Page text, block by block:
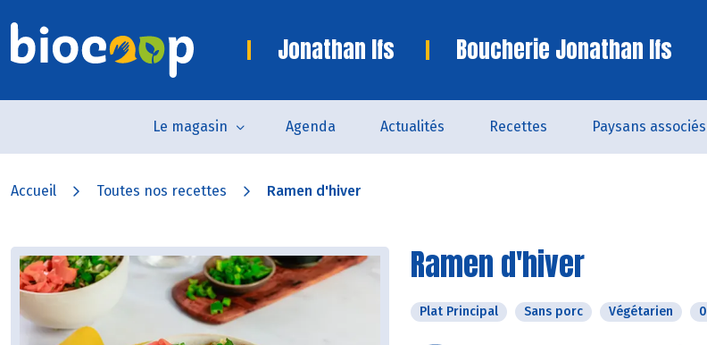
Jonathan Ifs Boucherie Jonathan Ifs
Le magasin Agenda Actualités Recettes Paysans associés
Accueil Toutes nos recettes Ramen d'hiver
Ramen d'hiver
Plat Principal Sans porc Végétarien 0